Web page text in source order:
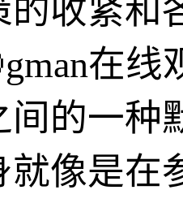
的收紧和
在
间的一
就像是在